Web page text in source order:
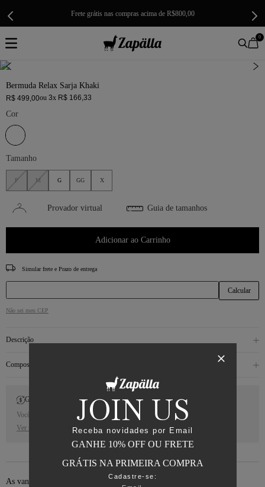
Frete grátis nas compras acima de R$800,00
0
Bermuda Relax Sarja Khaki
R$ 499,00ou 3x R$ 166,33
Cor
Tamanho
P M G GG X
Provador virtual Guia de tamanhos
Adicionar ao Carrinho
CEP
Não sei meu CEP
Descrição
Composição
Gift Back
Você receberá 10% de Cash Back para a sua próxima compra.
Ver regras
As vantagens de comprar online
JOIN US
Receba novidades por Email
GANHE 10% OFF OU FRETE
GRÁTIS NA PRIMEIRA COMPRA
Cadastre-se: